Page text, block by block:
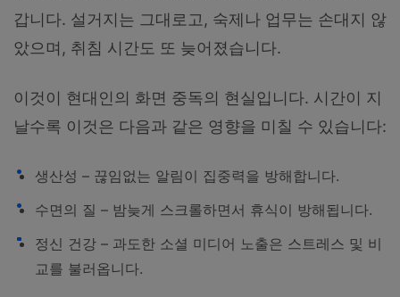
갑니다. 설거지는 그대로고, 숙제나 업무는 손대지 않
았으며, 취침 시간도 또 늦어졌습니다.
이것이 현대인의 화면 중독의 현실입니다. 시간이 지
날수록 이것은 다음과 같은 영향을 미칠 수 있습니다:
생산성 – 끊임없는 알림이 집중력을 방해합니다.
수면의 질 – 밤늦게 스크롤하면서 휴식이 방해됩니다.
정신 건강 – 과도한 소셜 미디어 노출은 스트레스 및 비
교를 불러옵니다.